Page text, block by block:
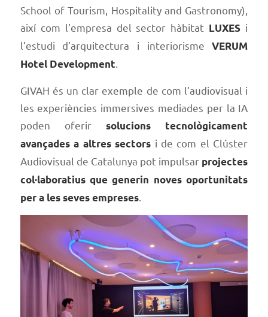
School of Tourism, Hospitality and Gastronomy),
així com l’empresa del sector hàbitat LUXES i
l’estudi d’arquitectura i interiorismeVERUM
Hotel Development.
GIVAH és un clar exemple de com l’audiovisual i
les experiències immersives mediades per la IA
poden oferir solucions tecnològicament
avançades a altres sectors i de com el Clúster
Audiovisual de Catalunya pot impulsar projectes
col·laboratius que generin noves oportunitats
per a les seves empreses.